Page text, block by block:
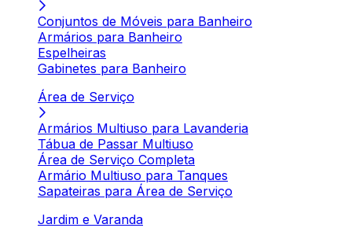
Conjuntos de Móveis para Banheiro
Armários para Banheiro
Espelheiras
Gabinetes para Banheiro
Área de Serviço
Armários Multiuso para Lavanderia
Tábua de Passar Multiuso
Área de Serviço Completa
Armário Multiuso para Tanques
Sapateiras para Área de Serviço
Jardim e Varanda